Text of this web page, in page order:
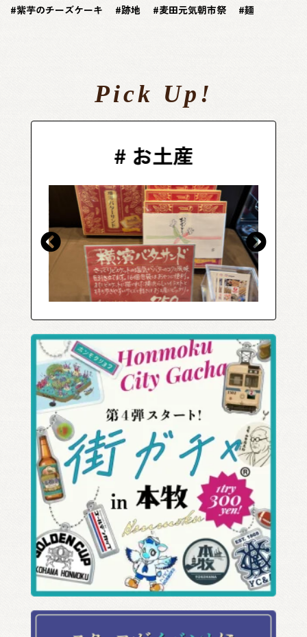
紫芋のチーズケーキ
跡地 麦田元気朝市祭 麺
Pick Up!
#餃子